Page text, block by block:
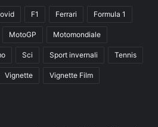
F1 Ferrari Formula 1
MotoGP Motomondiale
Sci Sport invernali Tennis
Vignette Vignette Film